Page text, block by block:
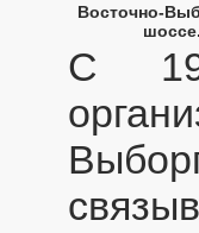
Восточно-
шоссе.
С